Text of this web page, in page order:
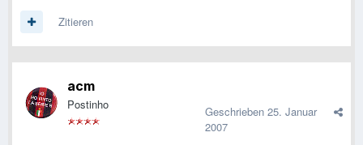
Zitieren
acm
Postinho Geschrieben 25. Januar
2007